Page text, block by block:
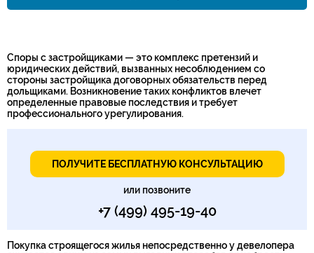
Номер телефона*
Споры с застройщиками — это комплекс претензий и
юридических действий, вызванных несоблюдением со
стороны застройщика договорных обязательств перед
дольщиками. Возникновение таких конфликтов влечет
определенные правовые последствия и требует
профессионального урегулирования.
ПОЛУЧИТЕ БЕСПЛАТНУЮ КОНСУЛЬТАЦИЮ
или позвоните
+7 (499) 495-19-40
Покупка строящегося жилья непосредственно у девелопера